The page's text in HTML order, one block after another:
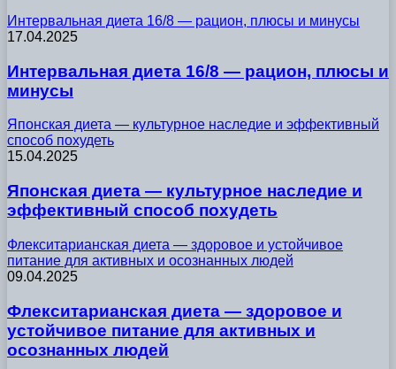
Интервальная диета 16/8 — рацион, плюсы и минусы
17.04.2025
Интервальная диета 16/8 — рацион, плюсы и
минусы
Японская диета — культурное наследие и эффективный
способ похудеть
15.04.2025
Японская диета — культурное наследие и
эффективный способ похудеть
Флекситарианская диета — здоровое и устойчивое
питание для активных и осознанных людей
09.04.2025
Флекситарианская диета — здоровое и
устойчивое питание для активных и
осознанных людей